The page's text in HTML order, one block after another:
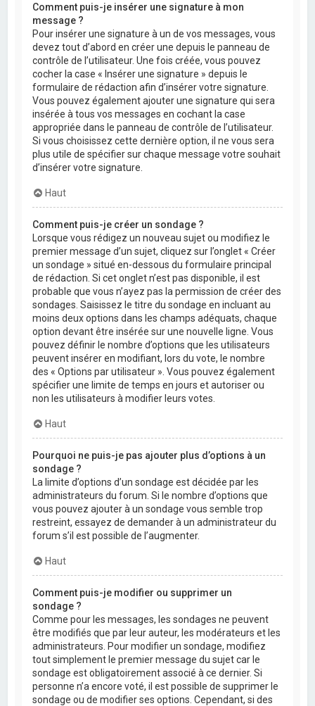
Comment puis-je insérer une signature à mon
message ?
Pour insérer une signature à un de vos messages, vous
devez tout d’abord en créer une depuis le panneau de
contrôle de l’utilisateur. Une fois créée, vous pouvez
cocher la case « Insérer une signature » depuis le
formulaire de rédaction afin d’insérer votre signature.
Vous pouvez également ajouter une signature qui sera
insérée à tous vos messages en cochant la case
appropriée dans le panneau de contrôle de l’utilisateur.
Si vous choisissez cette dernière option, il ne vous sera
plus utile de spécifier sur chaque message votre souhait
d’insérer votre signature.
Haut
Comment puis-je créer un sondage ?
Lorsque vous rédigez un nouveau sujet ou modifiez le
premier message d’un sujet, cliquez sur l’onglet « Créer
un sondage » situé en-dessous du formulaire principal
de rédaction. Si cet onglet n’est pas disponible, il est
probable que vous n’ayez pas la permission de créer des
sondages. Saisissez le titre du sondage en incluant au
moins deux options dans les champs adéquats, chaque
option devant être insérée sur une nouvelle ligne. Vous
pouvez définir le nombre d’options que les utilisateurs
peuvent insérer en modifiant, lors du vote, le nombre
des « Options par utilisateur ». Vous pouvez également
spécifier une limite de temps en jours et autoriser ou
non les utilisateurs à modifier leurs votes.
Haut
Pourquoi ne puis-je pas ajouter plus d’options à un
sondage ?
La limite d’options d’un sondage est décidée par les
administrateurs du forum. Si le nombre d’options que
vous pouvez ajouter à un sondage vous semble trop
restreint, essayez de demander à un administrateur du
forum s’il est possible de l’augmenter.
Haut
Comment puis-je modifier ou supprimer un
sondage ?
Comme pour les messages, les sondages ne peuvent
être modifiés que par leur auteur, les modérateurs et les
administrateurs. Pour modifier un sondage, modifiez
tout simplement le premier message du sujet car le
sondage est obligatoirement associé à ce dernier. Si
personne n’a encore voté, il est possible de supprimer le
sondage ou de modifier ses options. Cependant, si des